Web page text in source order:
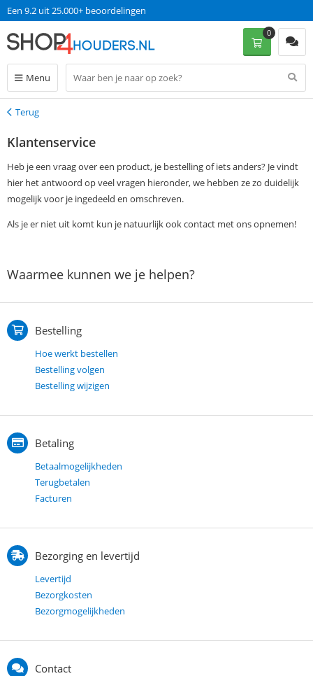
Een 9.2 uit 25.000+ beoordelingen
Menu
0
Terug
Terug
Klantenservice
Heb je een vraag over een product, je bestelling of iets anders? Je vindt
hier het antwoord op veel vragen hieronder, we hebben ze zo duidelijk
mogelijk voor je ingedeeld en omschreven.
Als je er niet uit komt kun je natuurlijk ook contact met ons opnemen!
Waarmee kunnen we je helpen?
Bestelling
Hoe werkt bestellen
Bestelling volgen
Bestelling wijzigen
Betaling
Betaalmogelijkheden
Terugbetalen
Facturen
Bezorging en levertijd
Levertijd
Bezorgkosten
Bezorgmogelijkheden
Contact